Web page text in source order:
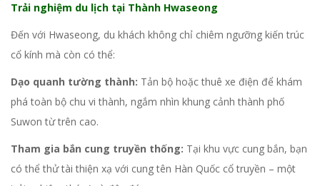
Trải nghiệm du lịch tại Thành Hwaseong
Đến với Hwaseong, du khách không chỉ chiêm ngưỡng kiến trúc
cổ kính mà còn có thể:
Dạo quanh tường thành: Tản bộ hoặc thuê xe điện để khám
phá toàn bộ chu vi thành, ngắm nhìn khung cảnh thành phố
Suwon từ trên cao.
Tham gia bắn cung truyền thống: Tại khu vực cung bắn, bạn
có thể thử tài thiện xạ với cung tên Hàn Quốc cổ truyền – một